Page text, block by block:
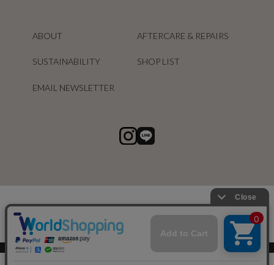
ABOUT AFTERCARE & REPAIRS
SUSTAINABILITY SHOP LIST
EMAIL NEWSLETTER
スマートフォン ｜PC